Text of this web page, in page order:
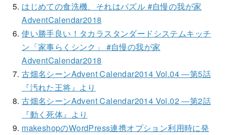
はじめての食洗機、それはパズル #自慢の我が家
AdventCalendar2018
使い勝手良い！タカラスタンダードシステムキッチ
ン「家事らくシンク」 #自慢の我が家
AdventCalendar2018
古畑名シーンAdvent Calendar2014 Vol.04 ―第5話
『汚れた王将』より
古畑名シーンAdvent Calendar2014 Vol.02 ―第2話
『動く死体』より
makeshopのWordPress連携オプション利用時に発